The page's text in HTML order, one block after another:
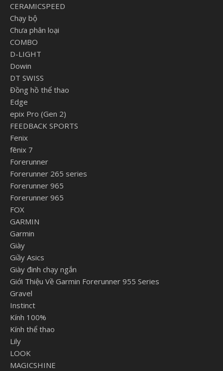
CERAMICSPEED
Chạy bộ
Chưa phân loại
COMBO
D-LIGHT
Dowin
DT SWISS
Đồng hồ thể thao
Edge
epix Pro (Gen 2)
FEEDBACK SPORTS
Fenix
fēnix 7
Forerunner
Forerunner 265 series
Forerunner 965
Forerunner 965
FOX
GARMIN
Garmin
Giày
Giầy Asics
Giày đinh chạy ngắn
Giới Thiệu Về Garmin Forerunner 955 Series
Gravel
Instinct
Kính 100%
Kính thể thao
Lily
LOOK
MAGICSHINE